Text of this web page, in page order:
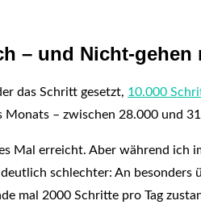
– und Nicht-
das Schritt gesetzt, 10.000
Monats – zwischen 28.000 und
Mal erreicht. Aber während
schlechter: An besonders
mal 2000 Schritte pro Tag